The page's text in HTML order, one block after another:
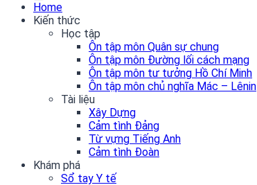
Home
Kiến thức
Học tập
Ôn tập môn Quân sự chung
Ôn tập môn Đường lối cách mạng
Ôn tập môn tư tưởng Hồ Chí Minh
Ôn tập môn chủ nghĩa Mác – Lênin
Tài liệu
Xây Dựng
Cảm tình Đảng
Từ vựng Tiếng Anh
Cảm tình Đoàn
Khám phá
Sổ tay Y tế